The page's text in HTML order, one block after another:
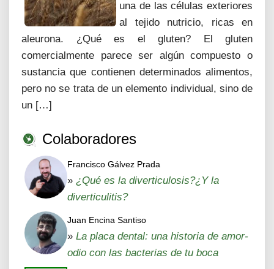
una de las células exteriores
al tejido nutricio, ricas en
aleurona. ¿Qué es el gluten? El gluten
comercialmente parece ser algún compuesto o
sustancia que contienen determinados alimentos,
pero no se trata de un elemento individual, sino de
un […]
Colaboradores
Francisco Gálvez Prada
» ¿Qué es la diverticulosis?¿Y la
diverticulitis?
Juan Encina Santiso
» La placa dental: una historia de amor-
odio con las bacterias de tu boca